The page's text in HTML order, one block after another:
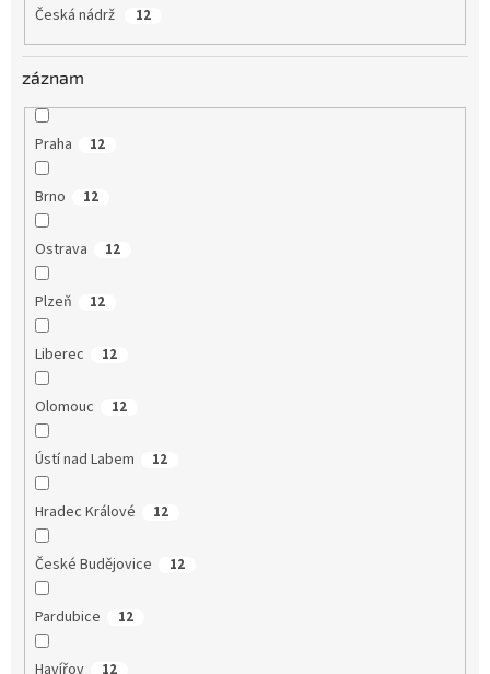
Česká nádrž 12
záznam
Praha 12
Brno 12
Ostrava 12
Plzeň 12
Liberec 12
Olomouc 12
Ústí nad Labem 12
Hradec Králové 12
České Budějovice 12
Pardubice 12
Havířov 12